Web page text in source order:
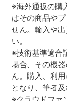
※海外通販の購
はその商品や
せん。輸入や
い。
※技術基準適合
場合、その機
ん。購入、利
となり、筆者
※クラウドファ